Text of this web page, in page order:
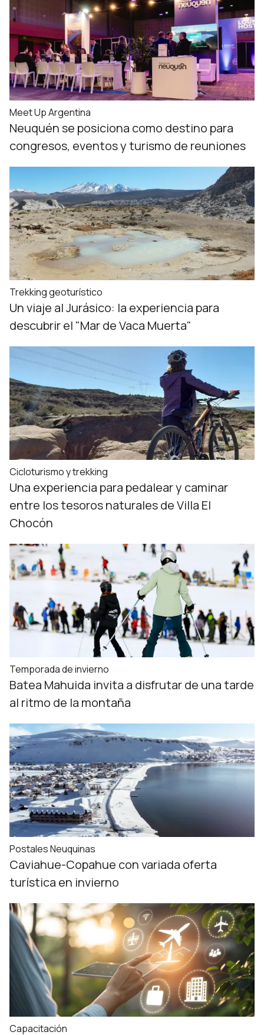
Meet Up Argentina
Neuquén se posiciona como destino para
congresos, eventos y turismo de reuniones
Trekking geoturístico
Un viaje al Jurásico: la experiencia para
descubrir el "Mar de Vaca Muerta"
Cicloturismo y trekking
Una experiencia para pedalear y caminar
entre los tesoros naturales de Villa El
Chocón
Temporada de invierno
Batea Mahuida invita a disfrutar de una tarde
al ritmo de la montaña
Postales Neuquinas
Caviahue-Copahue con variada oferta
turística en invierno
Capacitación